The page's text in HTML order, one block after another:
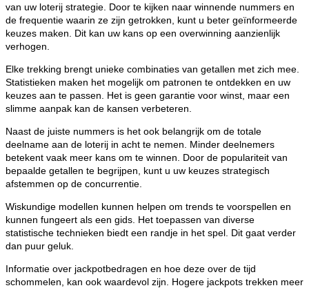
van uw loterij strategie. Door te kijken naar winnende nummers en
de frequentie waarin ze zijn getrokken, kunt u beter geïnformeerde
keuzes maken. Dit kan uw kans op een overwinning aanzienlijk
verhogen.
Elke trekking brengt unieke combinaties van getallen met zich mee.
Statistieken maken het mogelijk om patronen te ontdekken en uw
keuzes aan te passen. Het is geen garantie voor winst, maar een
slimme aanpak kan de kansen verbeteren.
Naast de juiste nummers is het ook belangrijk om de totale
deelname aan de loterij in acht te nemen. Minder deelnemers
betekent vaak meer kans om te winnen. Door de populariteit van
bepaalde getallen te begrijpen, kunt u uw keuzes strategisch
afstemmen op de concurrentie.
Wiskundige modellen kunnen helpen om trends te voorspellen en
kunnen fungeert als een gids. Het toepassen van diverse
statistische technieken biedt een randje in het spel. Dit gaat verder
dan puur geluk.
Informatie over jackpotbedragen en hoe deze over de tijd
schommelen, kan ook waardevol zijn. Hogere jackpots trekken meer